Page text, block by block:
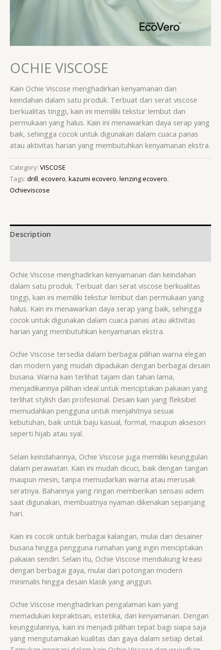
OCHIE VISCOSE
Kain Ochie Viscose menghadirkan kenyamanan dan
keindahan dalam satu produk. Terbuat dari serat viscose
berkualitas tinggi, kain ini memiliki tekstur lembut dan
permukaan yang halus. Kain ini menawarkan daya serap yang
baik, sehingga cocok untuk digunakan dalam cuaca panas
atau aktivitas harian yang membutuhkan kenyamanan ekstra.
Category: VISCOSE
Tags: drill,ecovero,kazumi ecovero,lenzing ecovero,
Ochieviscose
Description
Ochie Viscose menghadirkan kenyamanan dan keindahan
dalam satu produk. Terbuat dari serat viscose berkualitas
tinggi, kain ini memiliki tekstur lembut dan permukaan yang
halus. Kain ini menawarkan daya serap yang baik, sehingga
cocok untuk digunakan dalam cuaca panas atau aktivitas
harian yang membutuhkan kenyamanan ekstra.
Ochie Viscose tersedia dalam berbagai pilihan warna elegan
dan modern yang mudah dipadukan dengan berbagai desain
busana. Warna kain terlihat tajam dan tahan lama,
menjadikannya pilihan ideal untuk menciptakan pakaian yang
terlihat stylish dan profesional. Desain kain yang fleksibel
memudahkan pengguna untuk menjahitnya sesuai
kebutuhan, baik untuk baju kasual, formal, maupun aksesori
seperti hijab atau syal.
Selain keindahannya, Ochie Viscose juga memiliki keunggulan
dalam perawatan. Kain ini mudah dicuci, baik dengan tangan
maupun mesin, tanpa memudarkan warna atau merusak
seratnya. Bahannya yang ringan memberikan sensasi adem
saat digunakan, membuatnya nyaman dikenakan sepanjang
hari.
Kain ini cocok untuk berbagai kalangan, mulai dari desainer
busana hingga pengguna rumahan yang ingin menciptakan
pakaian sendiri. Selain itu, Ochie Viscose mendukung kreasi
dengan berbagai gaya, mulai dari potongan modern
minimalis hingga desain klasik yang anggun.
Ochie Viscose menghadirkan pengalaman kain yang
memadukan kepraktisan, estetika, dan kenyamanan. Dengan
keunggulannya, kain ini menjadi pilihan tepat bagi siapa saja
yang mengutamakan kualitas dan gaya dalam setiap detail.